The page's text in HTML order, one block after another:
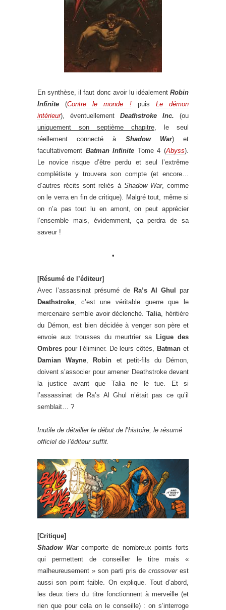
En synthèse, il faut donc avoir lu idéalement Robin
Infinite (Contre le monde !puis Le démon
intérieur), éventuellement Deathstroke Inc. (ou
uniquement son septième chapitre, le seul
réellement connecté à Shadow War) et
facultativement Batman Infinite Tome 4 (Abyss).
Le novice risque d’être perdu et seul l’extrême
complétiste y trouvera son compte (et encore…
d’autres récits sont reliés à Shadow War, comme
on le verra en fin de critique). Malgré tout, même si
on n’a pas tout lu en amont, on peut apprécier
l’ensemble mais, évidemment, ça perdra de sa
saveur !
•
[Résumé de l’éditeur]
Avec l’assassinat présumé de Ra’s Al Ghul
par
Deathstroke, c’est une véritable guerre que le
mercenaire semble avoir déclenché.Talia, héritière
du Démon, est bien décidée à venger son père et
envoie aux trousses du meurtrier sa Ligue des
Ombres pour l’éliminer. De leurs côtés, Batman et
Damian Wayne, Robin et petit-fils du Démon,
doivent s’associer pour amener Deathstroke devant
la justice avant que Talia ne le tue. Et si
l’assassinat de Ra’s Al Ghul n’était pas ce qu’il
semblait… ?
Inutile de détailler le début de l’histoire, le résumé
officiel de l’éditeur suffit.
[Critique]
Shadow Warcomporte de nombreux points forts
qui permettent de conseiller le titre mais «
malheureusement » son parti pris decrossoverest
aussi son point faible. On explique. Tout d’abord,
les deux tiers du titre fonctionnent à merveille (et
rien que pour cela on le conseille) : on s’interroge